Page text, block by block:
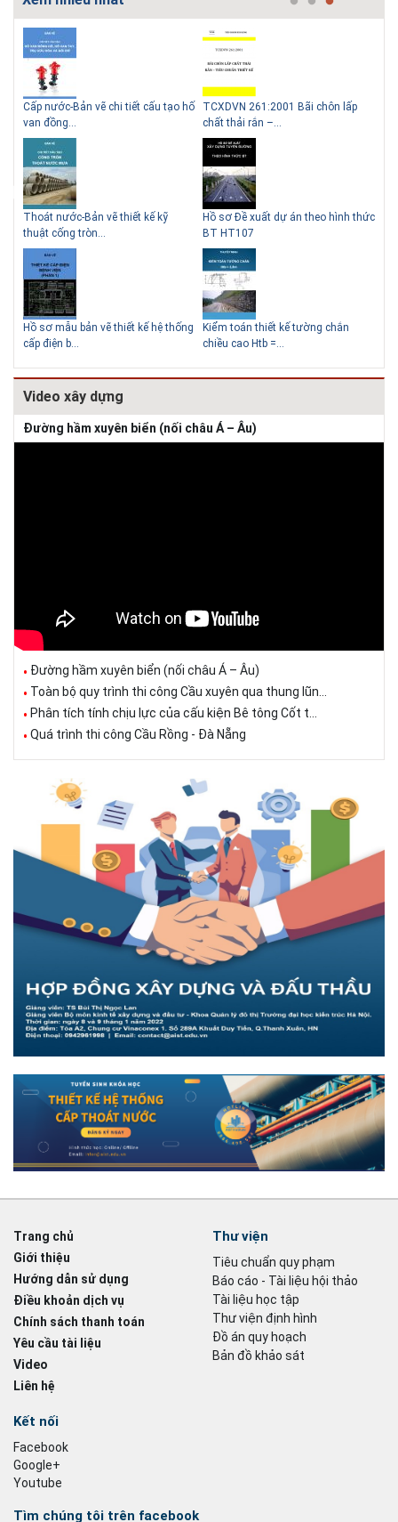
Những ngôi nhà một tầng ít
tiền vẫn đẹp
Lý do nên sử dụng gạch block
Thiết kế nhà siêu nhỏ độc đáo
Cấp nước-Bản vẽ chi tiết cấu tạo hố
van đồng...
Thoát nước-Bản vẽ thiết kế kỹ
thuật cống tròn...
Hồ sơ mẫu bản vẽ thiết kế hệ thống
cấp điện b...
TCXDVN 261:2001 Bãi chôn lấp
chất thải rắn –...
Hồ sơ Đề xuất dự án theo hình thức
BT HT107
Kiểm toán thiết kế tường chắn
chiều cao Htb =...
Video xây dựng
Đường hầm xuyên biển (nối châu Á – Âu)
Đường hầm xuyên biển (nối châu Á – Âu)
Toàn bộ quy trình thi công Cầu xuyên qua thung lũn...
Phân tích tính chịu lực của cấu kiện Bê tông Cốt t...
Quá trình thi công Cầu Rồng - Đà Nẵng
Trang chủ
Giới thiệu
Hướng dẫn sử dụng
Điều khoản dịch vụ
Chính sách thanh toán
Yêu cầu tài liệu
Video
Liên hệ
Thư viện
Tiêu chuẩn quy phạm
Báo cáo - Tài liệu hội thảo
Tài liệu học tập
Thư viện định hình
Đồ án quy hoạch
Bản đồ khảo sát
Kết nối
Facebook
Google+
Youtube
Tìm chúng tôi trên facebook